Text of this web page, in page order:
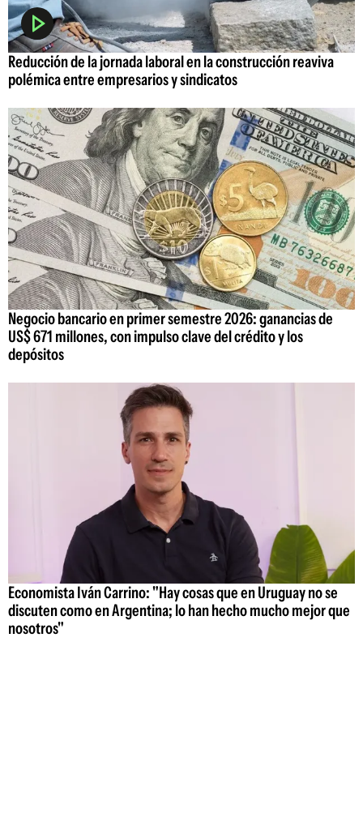
Reducción de la jornada laboral en la construcción reaviva
polémica entre empresarios y sindicatos
Negocio bancario en primer semestre 2026: ganancias de
US$ 671 millones, con impulso clave del crédito y los
depósitos
Economista Iván Carrino: "Hay cosas que en Uruguay no se
discuten como en Argentina; lo han hecho mucho mejor que
nosotros"